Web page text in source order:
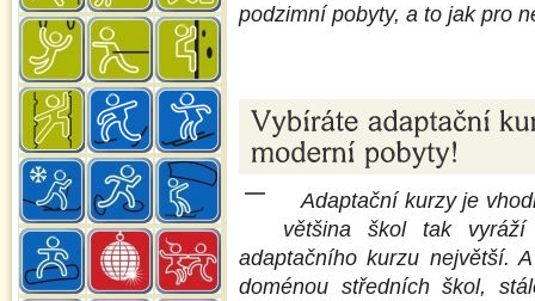
podzimní pobyty, a to jak pro
Adaptační kurzy je
většina škol tak
adaptačního kurzu největší.
doménou středních škol,